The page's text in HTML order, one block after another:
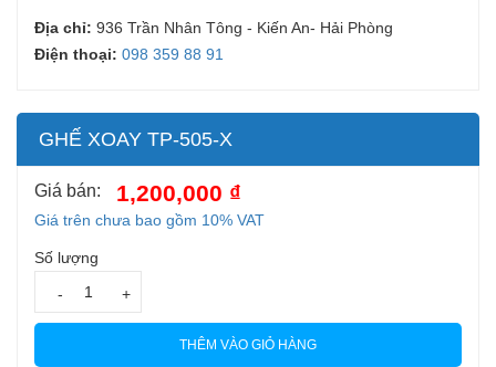
Địa chỉ: 936 Trần Nhân Tông - Kiến An- Hải Phòng
Điện thoại: 098 359 88 91
GHẾ XOAY TP-505-X
Giá bán: 1,200,000 ₫
Giá trên chưa bao gồm 10% VAT
Số lượng
- +
THÊM VÀO GIỎ HÀNG